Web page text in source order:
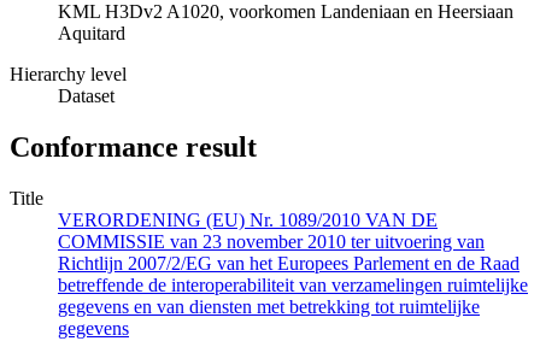
KML H3Dv2 A1020, voorkomen Landeniaan en Heersiaan
Aquitard
Hierarchy level
Dataset
Conformance result
Title
VERORDENING (EU) Nr. 1089/2010 VAN DE
COMMISSIE van 23 november 2010 ter uitvoering van
Richtlijn 2007/2/EG van het Europees Parlement en de Raad
betreffende de interoperabiliteit van verzamelingen ruimtelijke
gegevens en van diensten met betrekking tot ruimtelijke
gegevens